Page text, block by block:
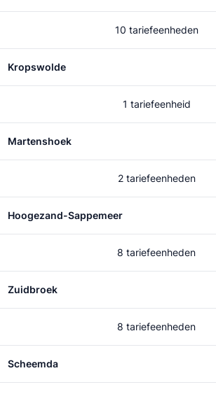
10 tariefeenheden
Kropswolde
1 tariefeenheid
Martenshoek
2 tariefeenheden
Hoogezand-Sappemeer
8 tariefeenheden
Zuidbroek
8 tariefeenheden
Scheemda